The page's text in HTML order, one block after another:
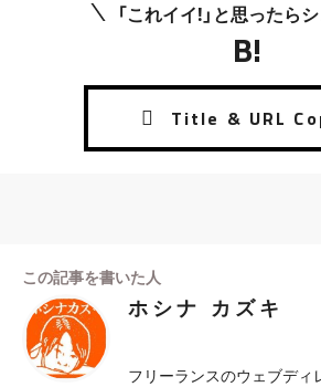
「これイイ!」と思ったら
B!
この記事を書いた人
ホシナ カズキ
フリーランスのウェブディ